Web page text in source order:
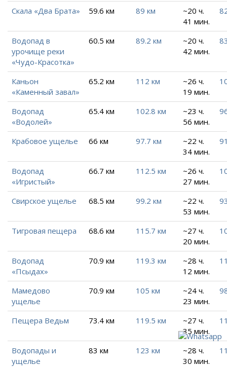
Скала «Два Брата» 59.6 км 89 км
~20 ч.
41 мин.
Водопад в
урочище реки
«Чудо-Красотка»
60.5 км 89.2 км
~20 ч.
42 мин.
Каньон
«Каменный завал»
65.2 км 112 км
~26 ч.
19 мин.
Водопад
«Водолей»
65.4 км 102.8 км
~23 ч.
56 мин.
Крабовое ущелье 66 км 97.7 км
~22 ч.
34 мин.
Водопад
«Игристый»
66.7 км 112.5 км
~26 ч.
27 мин.
Свирское ущелье 68.5 км 99.2 км
~22 ч.
53 мин.
Тигровая пещера 68.6 км 115.7 км
~27 ч.
20 мин.
Водопад
«Псыдах»
70.9 км 119.3 км
~28 ч.
12 мин.
Мамедово
ущелье
70.9 км 105 км
~24 ч.
23 мин.
Пещера Ведьм 73.4 км 119.5 км
~27 ч.
35 мин.
Водопады и
ущелье
83 км 123 км
~28 ч.
30 мин.